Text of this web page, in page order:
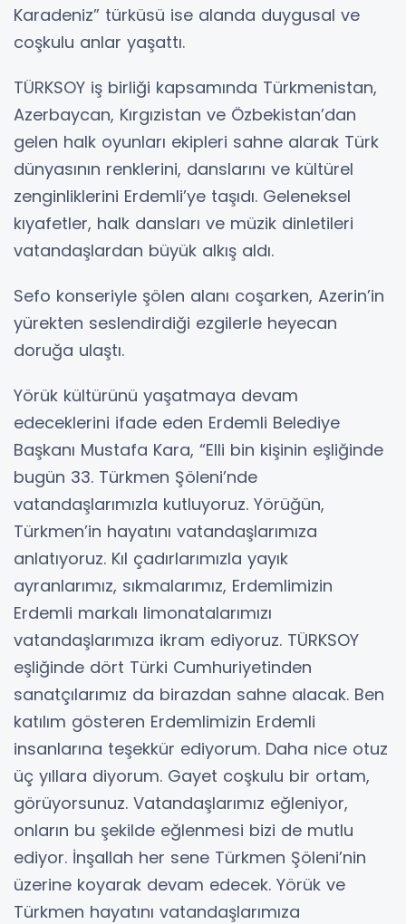
Karadeniz” türküsü ise alanda duygusal ve
coşkulu anlar yaşattı.
TÜRKSOY iş birliği kapsamında Türkmenistan,
Azerbaycan, Kırgızistan ve Özbekistan’dan
gelen halk oyunları ekipleri sahne alarak Türk
dünyasının renklerini, danslarını ve kültürel
zenginliklerini Erdemli’ye taşıdı. Geleneksel
kıyafetler, halk dansları ve müzik dinletileri
vatandaşlardan büyük alkış aldı.
Sefo konseriyle şölen alanı coşarken, Azerin’in
yürekten seslendirdiği ezgilerle heyecan
doruğa ulaştı.
Yörük kültürünü yaşatmaya devam
edeceklerini ifade eden Erdemli Belediye
Başkanı Mustafa Kara, “Elli bin kişinin eşliğinde
bugün 33. Türkmen Şöleni’nde
vatandaşlarımızla kutluyoruz. Yörüğün,
Türkmen’in hayatını vatandaşlarımıza
anlatıyoruz. Kıl çadırlarımızla yayık
ayranlarımız, sıkmalarımız, Erdemlimizin
Erdemli markalı limonatalarımızı
vatandaşlarımıza ikram ediyoruz. TÜRKSOY
eşliğinde dört Türki Cumhuriyetinden
sanatçılarımız da birazdan sahne alacak. Ben
katılım gösteren Erdemlimizin Erdemli
insanlarına teşekkür ediyorum. Daha nice otuz
üç yıllara diyorum. Gayet coşkulu bir ortam,
görüyorsunuz. Vatandaşlarımız eğleniyor,
onların bu şekilde eğlenmesi bizi de mutlu
ediyor. İnşallah her sene Türkmen Şöleni’nin
üzerine koyarak devam edecek. Yörük ve
Türkmen hayatını vatandaşlarımıza